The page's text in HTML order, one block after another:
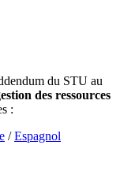
du STU au
des ressources
:
/Espagnol